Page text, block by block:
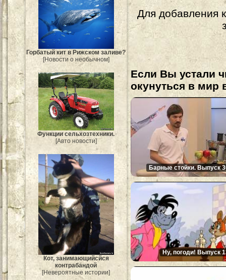
Горбатый кит в Рижском заливе?
[Новости о необычном]
Функции сельхозтехники.
[Авто новости]
Кот, занимающийсйся
контрабандой
[Невероятные истории]
Для добавления
Если Вы устали
окунуться в мир
Барные стойки. Выпуск
Ну, погоди! Выпуск